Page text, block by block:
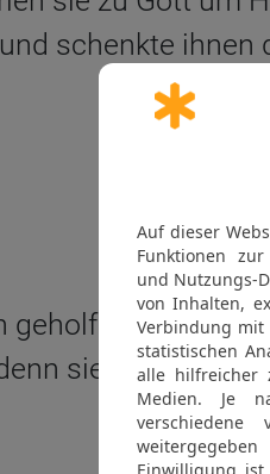
schenkte ihnen
© Genfer
1
geholfen gegen
sie riefen im